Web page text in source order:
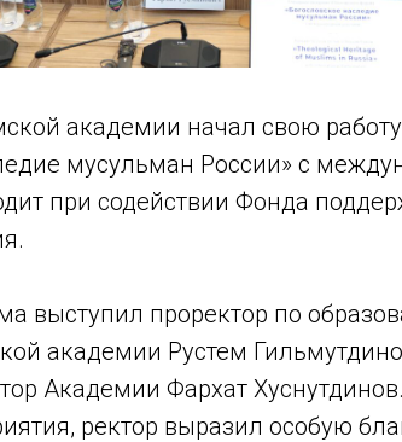
академии начал свою
мусульман России» с
при содействии Фонда
выступил проректор по
академии Рустем
Академии Фархат
ректор выразил особую